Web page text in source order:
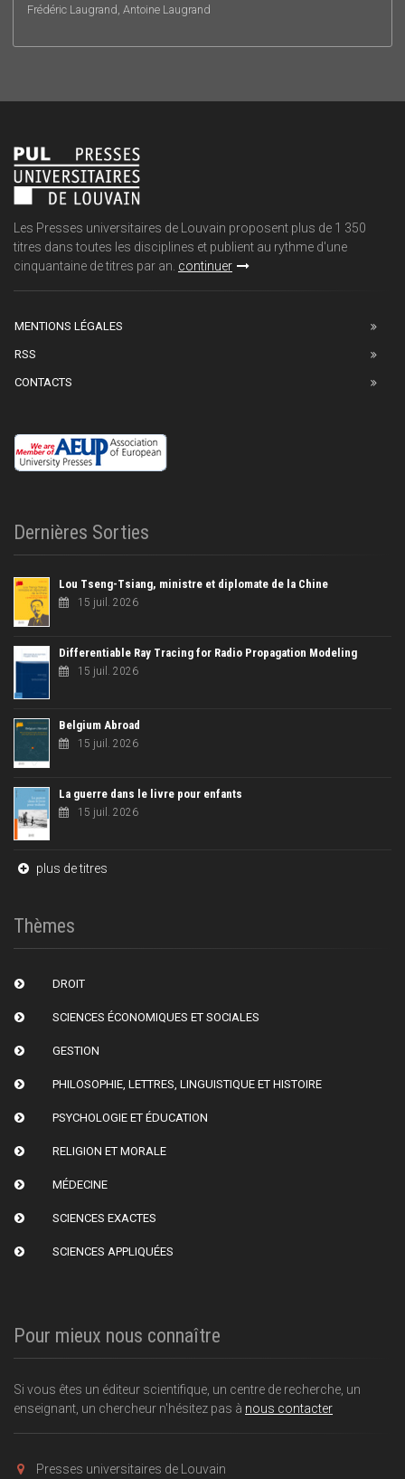
Frédéric Laugrand, Antoine Laugrand
Les Presses universitaires de Louvain proposent plus de 1 350
titres dans toutes les disciplines et publient au rythme d'une
cinquantaine de titres par an. continuer
MENTIONS LÉGALES
RSS
CONTACTS
Dernières Sorties
Lou Tseng-Tsiang, ministre et diplomate de la Chine
15 juil. 2026
Differentiable Ray Tracing for Radio Propagation Modeling
15 juil. 2026
Belgium Abroad
15 juil. 2026
La guerre dans le livre pour enfants
15 juil. 2026
plus de titres
Thèmes
DROIT
SCIENCES ÉCONOMIQUES ET SOCIALES
GESTION
PHILOSOPHIE, LETTRES, LINGUISTIQUE ET HISTOIRE
PSYCHOLOGIE ET ÉDUCATION
RELIGION ET MORALE
MÉDECINE
SCIENCES EXACTES
SCIENCES APPLIQUÉES
Pour mieux nous connaître
Si vous êtes un éditeur scientifique, un centre de recherche, un
enseignant, un chercheur n'hésitez pas à nous contacter
Presses universitaires de Louvain